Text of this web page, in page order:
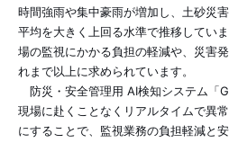
時間強雨や集中豪雨が増加し、土砂災
平均を大きく上回る水準で推移してい
場の監視にかかる負担の軽減や、災害
れまで以上に求められています。
防災・安全管理用 AI検知システム「
現場に赴くことなくリアルタイムで異
にすることで、監視業務の負担軽減と